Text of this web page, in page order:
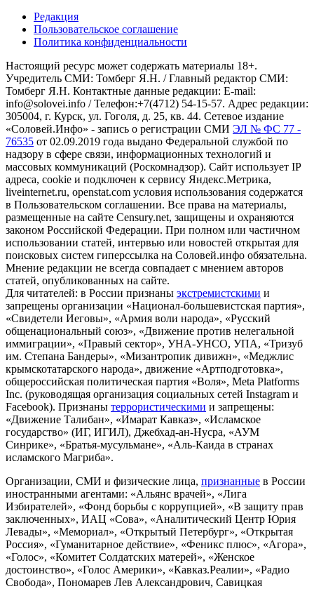
Редакция
Пользовательское соглашение
Политика конфиденциальности
Настоящий ресурс может содержать материалы 18+.
Учредитель СМИ: Томберг Я.Н. / Главный редактор СМИ:
Томберг Я.Н. Контактные данные редакции: E-mail:
info@solovei.info / Телефон:+7(4712) 54-15-57. Адрес редакции:
305004, г. Курск, ул. Гоголя, д. 25, кв. 44. Сетевое издание
«Соловей.Инфо» - запись о регистрации СМИ ЭЛ № ФС 77 -
76535 от 02.09.2019 года выдано Федеральной службой по
надзору в сфере связи, информационных технологий и
массовых коммуникаций (Роскомнадзор). Сайт использует IP
адреса, cookie и подключен к сервису Яндекс.Метрика,
liveinternet.ru, openstat.com условия использования содержатся
в Пользовательском соглашении. Все права на материалы,
размещенные на сайте Censury.net, защищены и охраняются
законом Российской Федерации. При полном или частичном
использовании статей, интервью или новостей открытая для
поисковых систем гиперссылка на Соловей.инфо обязательна.
Мнение редакции не всегда совпадает с мнением авторов
статей, опубликованных на сайте.
Для читателей: в России признаны экстремистскими и
запрещены организации «Национал-большевистская партия»,
«Свидетели Иеговы», «Армия воли народа», «Русский
общенациональный союз», «Движение против нелегальной
иммиграции», «Правый сектор», УНА-УНСО, УПА, «Тризуб
им. Степана Бандеры», «Мизантропик дивижн», «Меджлис
крымскотатарского народа», движение «Артподготовка»,
общероссийская политическая партия «Воля», Meta Platforms
Inc. (руководящая организация социальных сетей Instagram и
Facebook). Признаны террористическими и запрещены:
«Движение Талибан», «Имарат Кавказ», «Исламское
государство» (ИГ, ИГИЛ), Джебхад-ан-Нусра, «АУМ
Синрике», «Братья-мусульмане», «Аль-Каида в странах
исламского Магриба».
Организации, СМИ и физические лица, признанные в России
иностранными агентами: «Альянс врачей», «Лига
Избирателей», «Фонд борьбы с коррупцией», «В защиту прав
заключенных», ИАЦ «Сова», «Аналитический Центр Юрия
Левады», «Мемориал», «Открытый Петербург», «Открытая
Россия», «Гуманитарное действие», «Феникс плюс», «Агора»,
«Голос», «Комитет Солдатских матерей», «Женское
достоинство», «Голос Америки», «Кавказ.Реалии», «Радио
Свобода», Пономарев Лев Александрович, Савицкая